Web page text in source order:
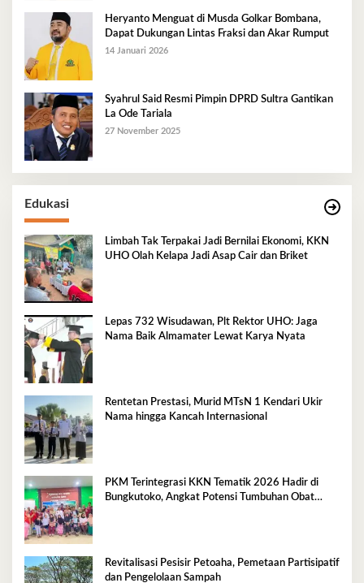
Heryanto Menguat di Musda Golkar Bombana,
Dapat Dukungan Lintas Fraksi dan Akar Rumput
14 Januari 2026
Syahrul Said Resmi Pimpin DPRD Sultra Gantikan
La Ode Tariala
27 November 2025
Edukasi
Limbah Tak Terpakai Jadi Bernilai Ekonomi, KKN
UHO Olah Kelapa Jadi Asap Cair dan Briket
Lepas 732 Wisudawan, Plt Rektor UHO: Jaga
Nama Baik Almamater Lewat Karya Nyata
Rentetan Prestasi, Murid MTsN 1 Kendari Ukir
Nama hingga Kancah Internasional
PKM Terintegrasi KKN Tematik 2026 Hadir di
Bungkutoko, Angkat Potensi Tumbuhan Obat
Revitalisasi Pesisir Petoaha, Pemetaan Partisipatif
dan Pengelolaan Sampah